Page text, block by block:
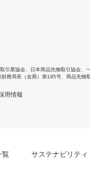
引業協会 日本商品先物取引協会
務局長（金商）第195号、商品先物
用情報
覧 サステナビリティ